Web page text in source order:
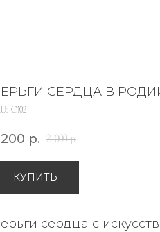
СЕРДЦА В
С102
200 р. 2 000 р.
КУПИТЬ
сердца с